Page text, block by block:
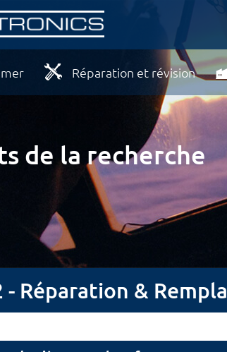
Réparation et révision
de la recherche
- Réparation &